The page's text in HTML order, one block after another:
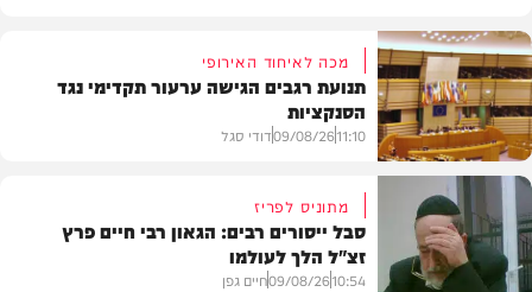
חדשות
מכה לאיחוד האירופי
תנועת רגבים הגישה ערעור תקדימי נגד
הסנקציות
11:10
09/08/26דודי סגל
מתוניס לפריז
סבל ייסורים רבים: הגאון רבי חיים פרץ
זצ"ל הלך לעולמו
10:54
09/08/26חיים גפן